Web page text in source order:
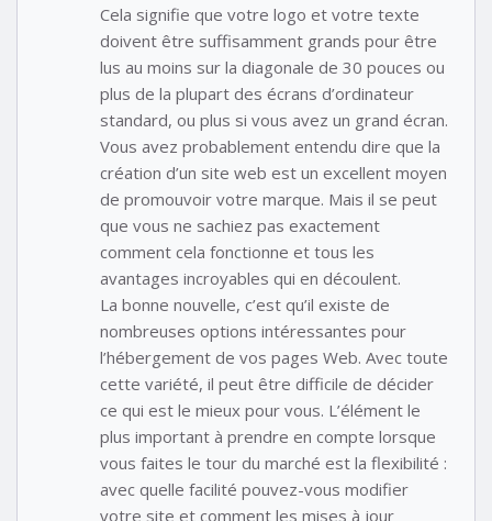
Cela signifie que votre logo et votre texte
doivent être suffisamment grands pour être
lus au moins sur la diagonale de 30 pouces ou
plus de la plupart des écrans d’ordinateur
standard, ou plus si vous avez un grand écran.
Vous avez probablement entendu dire que la
création d’un site web est un excellent moyen
de promouvoir votre marque. Mais il se peut
que vous ne sachiez pas exactement
comment cela fonctionne et tous les
avantages incroyables qui en découlent.
La bonne nouvelle, c’est qu’il existe de
nombreuses options intéressantes pour
l’hébergement de vos pages Web. Avec toute
cette variété, il peut être difficile de décider
ce qui est le mieux pour vous. L’élément le
plus important à prendre en compte lorsque
vous faites le tour du marché est la flexibilité :
avec quelle facilité pouvez-vous modifier
votre site et comment les mises à jour